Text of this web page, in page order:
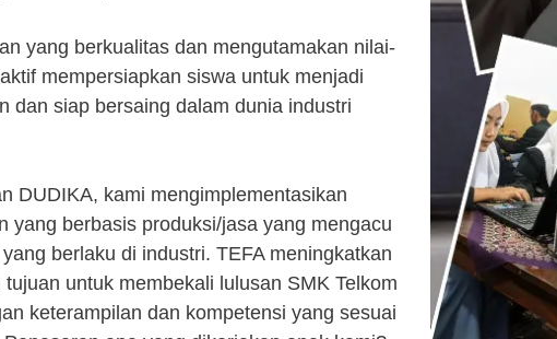
yang berkualitas dan mengutamakan nilai-
mempersiapkan siswa untuk menjadi
dan siap bersaing dalam dunia industri
DUDIKA, kami mengimplementasikan
yang berbasis produksi/jasa yang mengacu
berlaku di industri. TEFA meningkatkan
untuk membekali lulusan SMK Telkom
keterampilan dan kompetensi yang sesuai